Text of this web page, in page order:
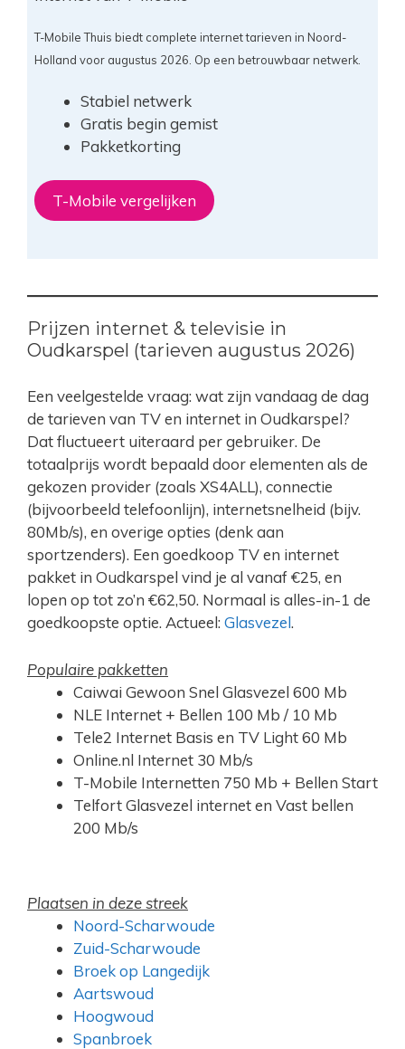
T-Mobile Thuis biedt complete internet tarieven in Noord-
Holland voor augustus 2026. Op een betrouwbaar netwerk.
Stabiel netwerk
Gratis begin gemist
Pakketkorting
T-Mobile vergelijken
Prijzen internet & televisie in
Oudkarspel (tarieven augustus 2026)
Een veelgestelde vraag: wat zijn vandaag de dag
de tarieven van TV en internet in Oudkarspel?
Dat fluctueert uiteraard per gebruiker. De
totaalprijs wordt bepaald door elementen als de
gekozen provider (zoals XS4ALL), connectie
(bijvoorbeeld telefoonlijn), internetsnelheid (bijv.
80Mb/s), en overige opties (denk aan
sportzenders). Een goedkoop TV en internet
pakket in Oudkarspel vind je al vanaf €25, en
lopen op tot zo’n €62,50. Normaal is alles-in-1 de
goedkoopste optie. Actueel: Glasvezel.
Populaire pakketten
Caiwai Gewoon Snel Glasvezel 600 Mb
NLE Internet + Bellen 100 Mb / 10 Mb
Tele2 Internet Basis en TV Light 60 Mb
Online.nl Internet 30 Mb/s
T-Mobile Internetten 750 Mb + Bellen Start
Telfort Glasvezel internet en Vast bellen
200 Mb/s
Plaatsen in deze streek
Noord-Scharwoude
Zuid-Scharwoude
Broek op Langedijk
Aartswoud
Hoogwoud
Spanbroek